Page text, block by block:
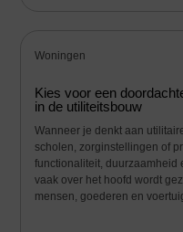
Woningen
Kies voor een
in de utiliteitsbouw
Wanneer je denkt aan
scholen, zorginstellingen of
functionaliteit, duurzaamheid
vaak over het hoofd wordt
mensen, goederen en